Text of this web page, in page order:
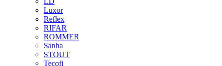
Luxor
Reflex
RIFAR
ROMMER
Sanha
STOUT
Tecofi